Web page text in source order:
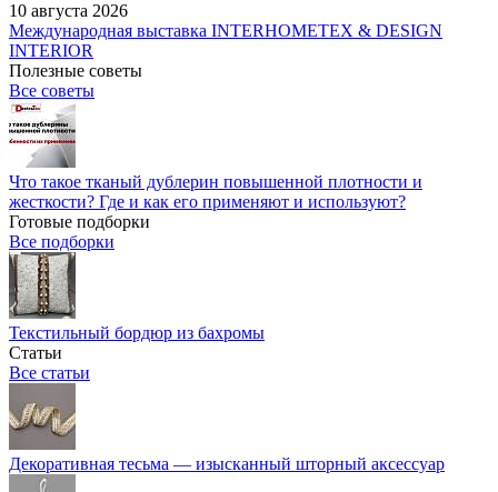
10 августа 2026
Международная выставка INTERHOMETEX & DESIGN
INTERIOR
Полезные советы
Все советы
Что такое тканый дублерин повышенной плотности и
жесткости? Где и как его применяют и используют?
Готовые подборки
Все подборки
Текстильный бордюр из бахромы
Статьи
Все статьи
Декоративная тесьма — изысканный шторный аксессуар